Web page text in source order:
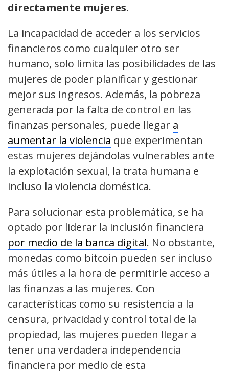
directamente mujeres.
La incapacidad de acceder a los servicios
financieros como cualquier otro ser
humano, solo limita las posibilidades de las
mujeres de poder planificar y gestionar
mejor sus ingresos. Además, la pobreza
generada por la falta de control en las
finanzas personales, puede llegar a
aumentar la violencia que experimentan
estas mujeres dejándolas vulnerables ante
la explotación sexual, la trata humana e
incluso la violencia doméstica.
Para solucionar esta problemática, se ha
optado por liderar la inclusión financiera
por medio de la banca digital. No obstante,
monedas como bitcoin pueden ser incluso
más útiles a la hora de permitirle acceso a
las finanzas a las mujeres. Con
características como su resistencia a la
censura, privacidad y control total de la
propiedad, las mujeres pueden llegar a
tener una verdadera independencia
financiera por medio de esta